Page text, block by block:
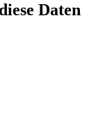
Daten